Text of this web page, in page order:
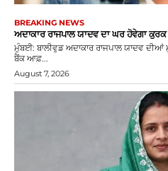
BREAKING NEWS
ਅਦਾਕਾਰ ਰਾਜਪਾਲ ਯਾਦਵ ਦਾ ਘਰ ਹੋਵੇਗਾ ਕੁਰਕ
ਮੁੰਬਈ: ਬਾਲੀਵੁਡ ਅਦਾਕਾਰ ਰਾਜਪਾਲ ਯਾਦਵ
ਬੈਂਕ ਆਫ਼...
August 7, 2026